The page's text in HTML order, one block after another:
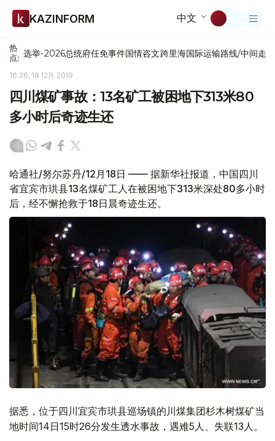
KAZINFORM 中文
热
点: 选举-2026总统府任免事件国情咨文跨里海国际运输路线/中间走廊
16:36, 18 12月 2019
四川煤矿事故：13名矿工被困地下313米80
多小时后奇迹生还
哈通社/努尔苏丹/12月18日 —— 据新华社报道，中国四川
省宜宾市珙县13名煤矿工人在被困地下313米深处80多小时
后，经不懈抢救于18日晨奇迹生还。
据悉，位于四川宜宾市珙县巡场镇的川煤集团杉木树煤矿当
地时间14日15时26分发生透水事故，遇难5人、失联13人。